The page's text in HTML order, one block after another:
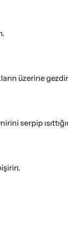
üzerine
serpip